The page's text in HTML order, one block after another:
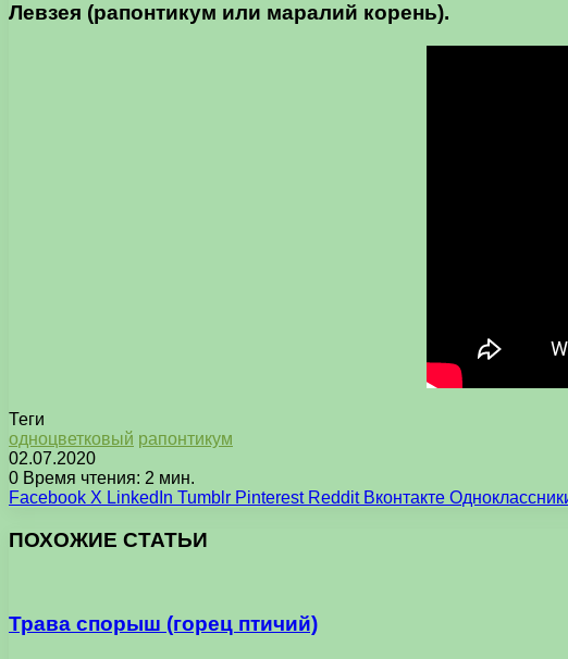
Левзея (рапонтикум или маралий корень).
Теги
одноцветковый рапонтикум
02.07.2020
0 Время чтения: 2 мин.
Facebook X LinkedIn Tumblr Pinterest Reddit Вконтакте
ПОХОЖИЕ СТАТЬИ
Трава спорыш (горец птичий)